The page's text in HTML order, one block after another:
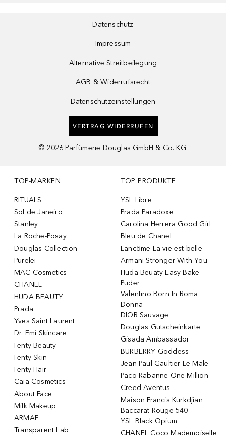
Datenschutz
Impressum
Alternative Streitbeilegung
AGB & Widerrufsrecht
Datenschutzeinstellungen
VERTRAG WIDERRUFEN
© 2026 Parfümerie Douglas GmbH & Co. KG.
TOP-MARKEN
RITUALS
Sol de Janeiro
Stanley
La Roche-Posay
Douglas Collection
Purelei
MAC Cosmetics
CHANEL
HUDA BEAUTY
Prada
Yves Saint Laurent
Dr. Emi Skincare
Fenty Beauty
Fenty Skin
Fenty Hair
Caia Cosmetics
About Face
Milk Makeup
ARMAF
Transparent Lab
TOP PRODUKTE
YSL Libre
Prada Paradoxe
Carolina Herrera Good Girl
Bleu de Chanel
Lancôme La vie est belle
Armani Stronger With You
Huda Beuaty Easy Bake
Puder
Valentino Born In Roma
Donna
DIOR Sauvage
Douglas Gutscheinkarte
Gisada Ambassador
BURBERRY Goddess
Jean Paul Gaultier Le Male
Paco Rabanne One Million
Creed Aventus
Maison Francis Kurkdjian
Baccarat Rouge 540
YSL Black Opium
CHANEL Coco Mademoiselle